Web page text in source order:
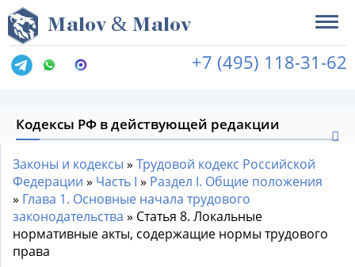
Malov & Malov
+7 (495) 118-31-62
Кодексы РФ в действующей редакции
Законы и кодексы » Трудовой кодекс Российской
Федерации » Часть I » Раздел I. Общие положения
» Глава 1. Основные начала трудового
законодательства » Статья 8. Локальные
нормативные акты, содержащие нормы трудового
права